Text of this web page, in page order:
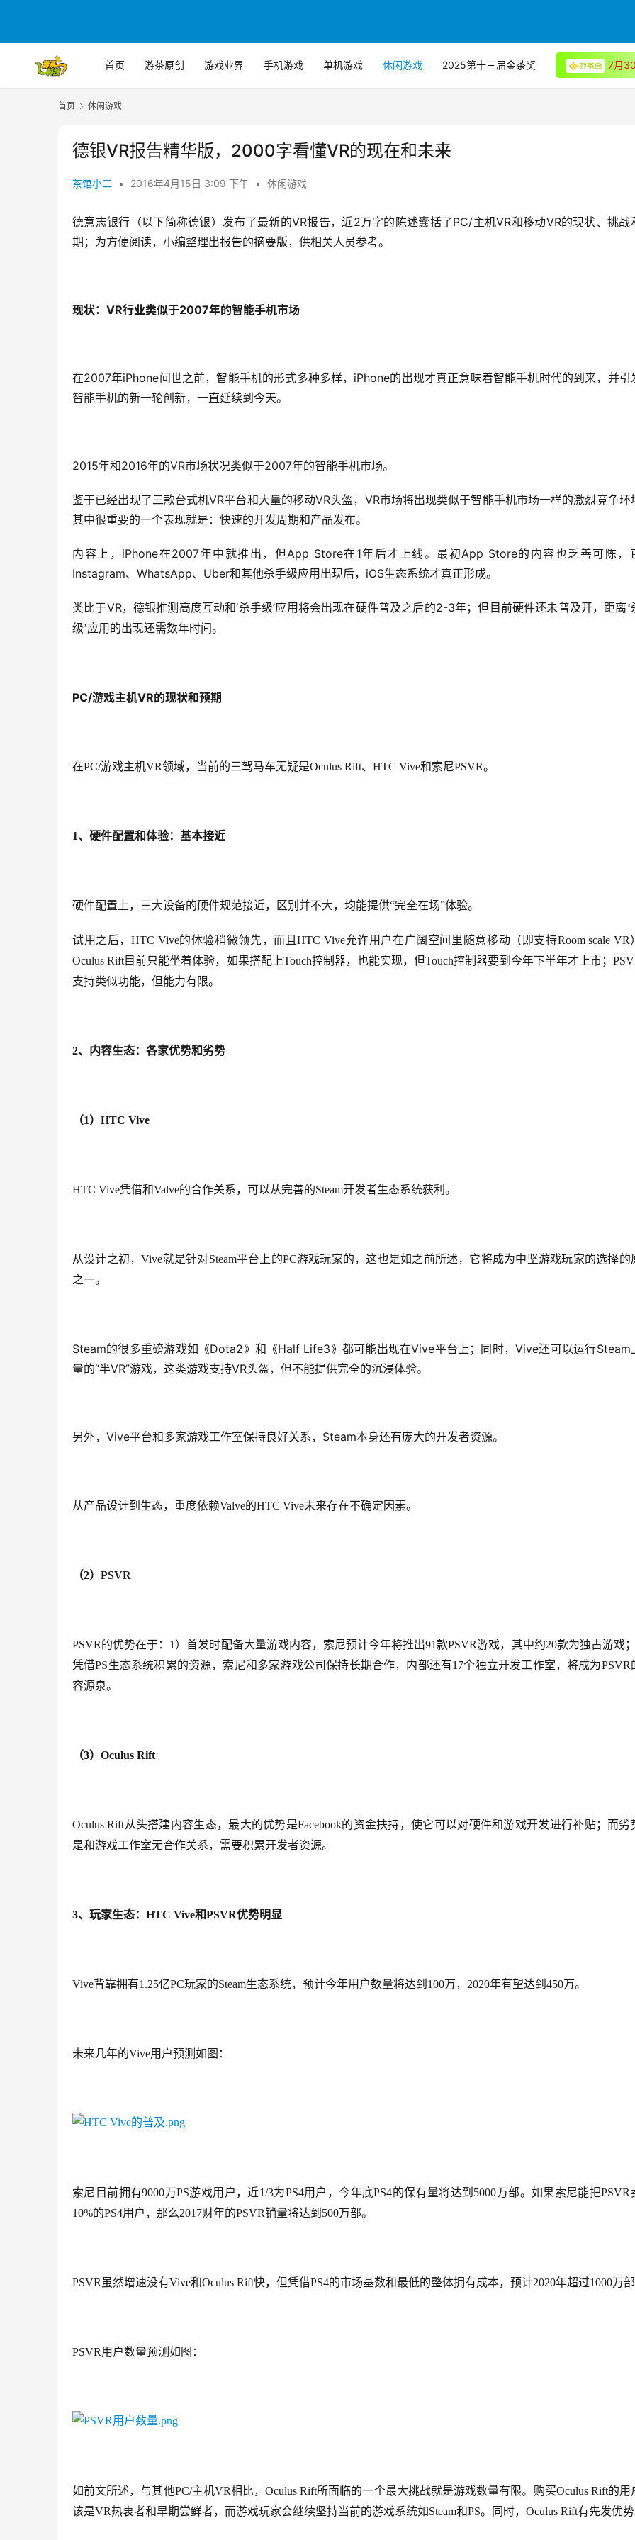
首页 游茶原创 游戏业界 手机游戏 单机游戏 休闲游戏 2025第十三届金茶奖 7月
首页 休闲游戏
德银VR报告精华版，2000字看懂VR的现在和未来
茶馆小二 • 2016年4月15日 3:09 下午 • 休闲游戏
德意志银行（以下简称德银）发布了最新的VR报告，近2万字的陈述囊括了PC/主机VR和移动VR的现状、挑战
期；为方便阅读，小编整理出报告的摘要版，供相关人员参考。
现状：VR行业类似于2007年的智能手机市场
在2007年iPhone问世之前，智能手机的形式多种多样，iPhone的出现才真正意味着智能手机时代的到来，并引
智能手机的新一轮创新，一直延续到今天。
2015年和2016年的VR市场状况类似于2007年的智能手机市场。
鉴于已经出现了三款台式机VR平台和大量的移动VR头盔，VR市场将出现类似于智能手机市场一样的激烈竞争环
其中很重要的一个表现就是：快速的开发周期和产品发布。
内容上，iPhone在2007年中就推出，但App Store在1年后才上线。最初App Store的内容也乏善可陈，
Instagram、WhatsApp、Uber和其他杀手级应用出现后，iOS生态系统才真正形成。
类比于VR，德银推测高度互动和‘杀手级’应用将会出现在硬件普及之后的2-3年；但目前硬件还未普及开，距离‘
级’应用的出现还需数年时间。
PC/游戏主机VR的现状和预期
在PC/游戏主机VR领域，当前的三驾马车无疑是Oculus Rift、HTC Vive和索尼PSVR。
1、硬件配置和体验：基本接近
硬件配置上，三大设备的硬件规范接近，区别并不大，均能提供“完全在场”体验。
试用之后，HTC Vive的体验稍微领先，而且HTC Vive允许用户在广阔空间里随意移动（即支持Room scale VR
Oculus Rift目前只能坐着体验，如果搭配上Touch控制器，也能实现，但Touch控制器要到今年下半年才上市；
支持类似功能，但能力有限。
2、内容生态：各家优势和劣势
（1）HTC Vive
HTC Vive凭借和Valve的合作关系，可以从完善的Steam开发者生态系统获利。
从设计之初，Vive就是针对Steam平台上的PC游戏玩家的，这也是如之前所述，它将成为中坚游戏玩家的选择的
之一。
Steam的很多重磅游戏如《Dota2》和《Half Life3》都可能出现在Vive平台上；同时，Vive还可以运行Steam
量的“半VR”游戏，这类游戏支持VR头盔，但不能提供完全的沉浸体验。
另外，Vive平台和多家游戏工作室保持良好关系，Steam本身还有庞大的开发者资源。
从产品设计到生态，重度依赖Valve的HTC Vive未来存在不确定因素。
（2）PSVR
PSVR的优势在于：1）首发时配备大量游戏内容，索尼预计今年将推出91款PSVR游戏，其中约20款为独占游戏
凭借PS生态系统积累的资源，索尼和多家游戏公司保持长期合作，内部还有17个独立开发工作室，将成为PSVR
容源泉。
（3）Oculus Rift
Oculus Rift从头搭建内容生态，最大的优势是Facebook的资金扶持，使它可以对硬件和游戏开发进行补贴；而劣
是和游戏工作室无合作关系，需要积累开发者资源。
3、玩家生态：HTC Vive和PSVR优势明显
Vive背靠拥有1.25亿PC玩家的Steam生态系统，预计今年用户数量将达到100万，2020年有望达到450万。
未来几年的Vive用户预测如图：
索尼目前拥有9000万PS游戏用户，近1/3为PS4用户，今年底PS4的保有量将达到5000万部。如果索尼能把PSVR
10%的PS4用户，那么2017财年的PSVR销量将达到500万部。
PSVR虽然增速没有Vive和Oculus Rift快，但凭借PS4的市场基数和最低的整体拥有成本，预计2020年超过1000万
PSVR用户数量预测如图：
如前文所述，与其他PC/主机VR相比，Oculus Rift所面临的一个最大挑战就是游戏数量有限。购买Oculus Rift的用
该是VR热衷者和早期尝鲜者，而游戏玩家会继续坚持当前的游戏系统如Steam和PS。同时，Oculus Rift有先发优